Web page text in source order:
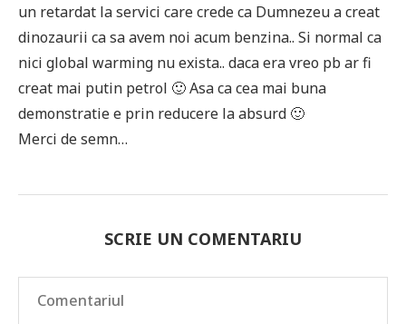
un retardat la servici care crede ca Dumnezeu a creat
dinozaurii ca sa avem noi acum benzina.. Si normal ca
nici global warming nu exista.. daca era vreo pb ar fi
creat mai putin petrol 🙂 Asa ca cea mai buna
demonstratie e prin reducere la absurd 🙂
Merci de semn…
SCRIE UN COMENTARIU